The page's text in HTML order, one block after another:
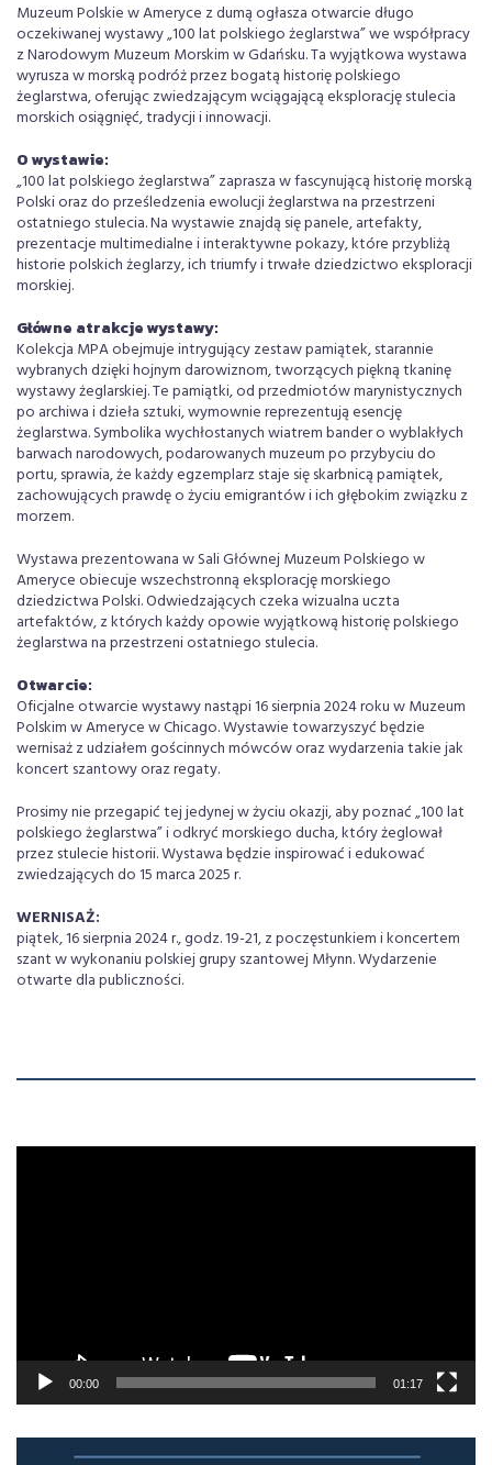
Muzeum Polskie w Ameryce z dumą ogłasza otwarcie długo
oczekiwanej wystawy „100 lat polskiego żeglarstwa” we współpracy
z Narodowym Muzeum Morskim w Gdańsku. Ta wyjątkowa wystawa
wyrusza w morską podróż przez bogatą historię polskiego
żeglarstwa, oferując zwiedzającym wciągającą eksplorację stulecia
morskich osiągnięć, tradycji i innowacji.
O wystawie:
„100 lat polskiego żeglarstwa” zaprasza w fascynującą historię morską
Polski oraz do prześledzenia ewolucji żeglarstwa na przestrzeni
ostatniego stulecia. Na wystawie znajdą się panele, artefakty,
prezentacje multimedialne i interaktywne pokazy, które przybliżą
historie polskich żeglarzy, ich triumfy i trwałe dziedzictwo eksploracji
morskiej.
Główne atrakcje wystawy:
Kolekcja MPA obejmuje intrygujący zestaw pamiątek, starannie
wybranych dzięki hojnym darowiznom, tworzących piękną tkaninę
wystawy żeglarskiej. Te pamiątki, od przedmiotów marynistycznych
po archiwa i dzieła sztuki, wymownie reprezentują esencję
żeglarstwa. Symbolika wychłostanych wiatrem bander o wyblakłych
barwach narodowych, podarowanych muzeum po przybyciu do
portu, sprawia, że każdy egzemplarz staje się skarbnicą pamiątek,
zachowujących prawdę o życiu emigrantów i ich głębokim związku z
morzem.
Wystawa prezentowana w Sali Głównej Muzeum Polskiego w
Ameryce obiecuje wszechstronną eksplorację morskiego
dziedzictwa Polski. Odwiedzających czeka wizualna uczta
artefaktów, z których każdy opowie wyjątkową historię polskiego
żeglarstwa na przestrzeni ostatniego stulecia.
Otwarcie:
Oficjalne otwarcie wystawy nastąpi 16 sierpnia 2024 roku w Muzeum
Polskim w Ameryce w Chicago. Wystawie towarzyszyć będzie
wernisaż z udziałem gościnnych mówców oraz wydarzenia takie jak
koncert szantowy oraz regaty.
Prosimy nie przegapić tej jedynej w życiu okazji, aby poznać „100 lat
polskiego żeglarstwa” i odkryć morskiego ducha, który żeglował
przez stulecie historii. Wystawa będzie inspirować i edukować
zwiedzających do 15 marca 2025 r.
WERNISAŻ:
piątek, 16 sierpnia 2024 r., godz. 19-21, z poczęstunkiem i koncertem
szant w wykonaniu polskiej grupy szantowej Młynn. Wydarzenie
otwarte dla publiczności.
00:00 01:17